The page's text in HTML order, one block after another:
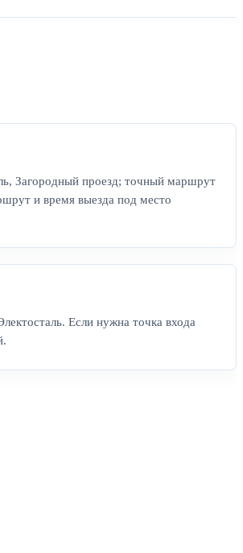
Загородный проезд; точный маршрут
и время выезда под место
Если нужна точка входа